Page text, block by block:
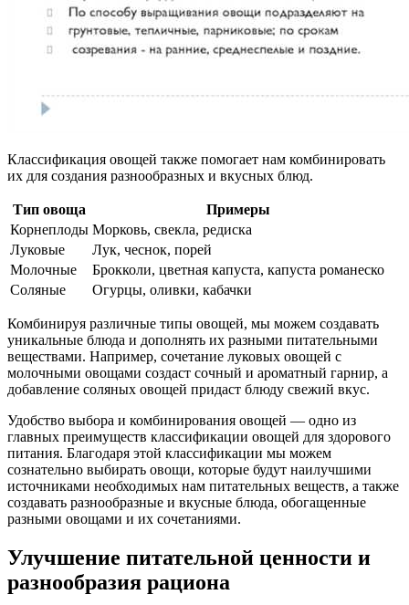
Классификация овощей также помогает нам комбинировать
их для создания разнообразных и вкусных блюд.
Тип овоща
Примеры
Корнеплоды Морковь, свекла, редиска
Луковые
Лук, чеснок, порей
Молочные
Брокколи, цветная капуста, капуста романеско
Соляные
Огурцы, оливки, кабачки
Комбинируя различные типы овощей, мы можем создавать
уникальные блюда и дополнять их разными питательными
веществами. Например, сочетание луковых овощей с
молочными овощами создаст сочный и ароматный гарнир, а
добавление соляных овощей придаст блюду свежий вкус.
Удобство выбора и комбинирования овощей — одно из
главных преимуществ классификации овощей для здорового
питания. Благодаря этой классификации мы можем
сознательно выбирать овощи, которые будут наилучшими
источниками необходимых нам питательных веществ, а также
создавать разнообразные и вкусные блюда, обогащенные
разными овощами и их сочетаниями.
Улучшение питательной ценности и
разнообразия рациона